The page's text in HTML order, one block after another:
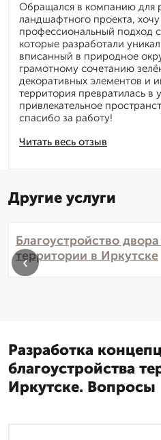
Читать весь отзыв
Обращался в компанию для
ландшафтного проекта,
профессиональный подход
которые разработали
вписанный в природное
грамотному сочетанию
декоративных элементов и
территория превратилась в
привлекательное
спасибо за работу!
Другие услуги
Благоустройство
территории в Иркутске
‹
Разработка
благоустройства
Иркутске. Вопросы